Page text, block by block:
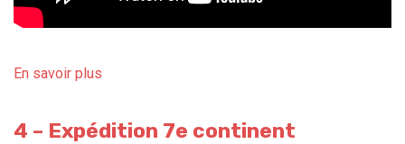
En savoir plus
4 – Expédition 7e continent